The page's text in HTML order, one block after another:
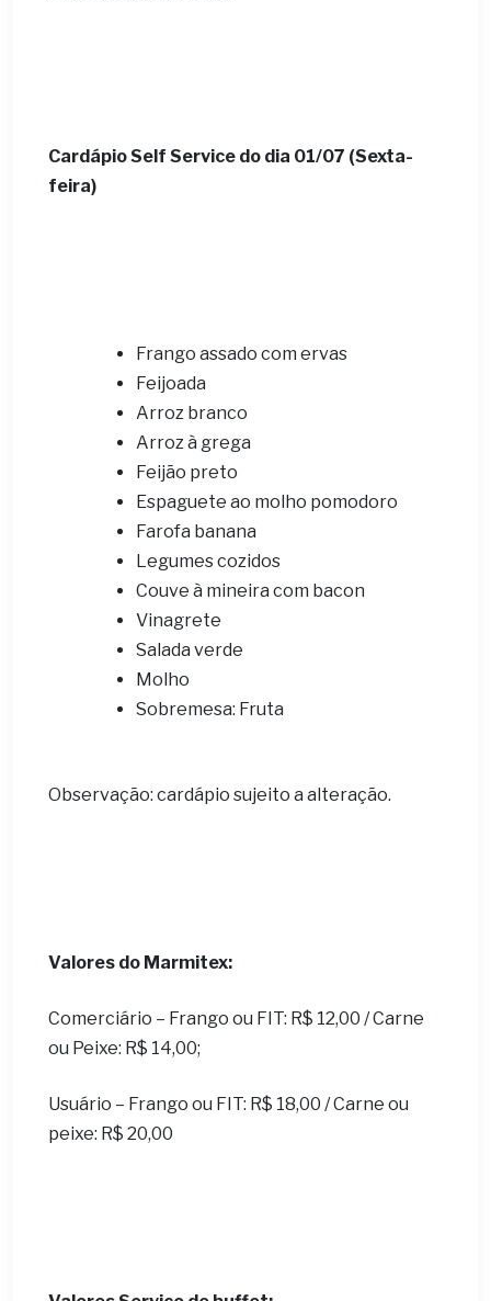
Cardápio Self Service do dia 01/07 (Sexta-
feira)
Frango assado com ervas
Feijoada
Arroz branco
Arroz à grega
Feijão preto
Espaguete ao molho pomodoro
Farofa banana
Legumes cozidos
Couve à mineira com bacon
Vinagrete
Salada verde
Molho
Sobremesa: Fruta
Observação: cardápio sujeito a alteração.
Valores do Marmitex:
Comerciário – Frango ou FIT: R$ 12,00 / Carne
ou Peixe: R$ 14,00;
Usuário – Frango ou FIT: R$ 18,00 / Carne ou
peixe: R$ 20,00